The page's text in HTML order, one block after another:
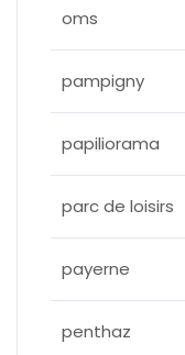
oms
pampigny
papiliorama
parc de loisirs
payerne
penthaz